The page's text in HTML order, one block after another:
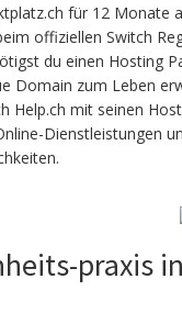
für 12 Monate
offiziellen Switch
du einen Hosting
Domain zum Leben
Help.ch mit seinen
Dienstleistungen
praxis